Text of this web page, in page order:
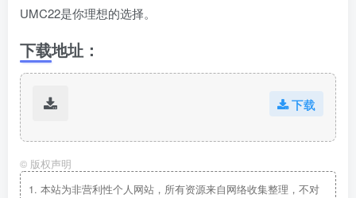
UMC22是你理想的选择。
下载地址：
下载
© 版权声明
1. 本站为非营利性个人网站，所有资源来自网络收集整理，不对